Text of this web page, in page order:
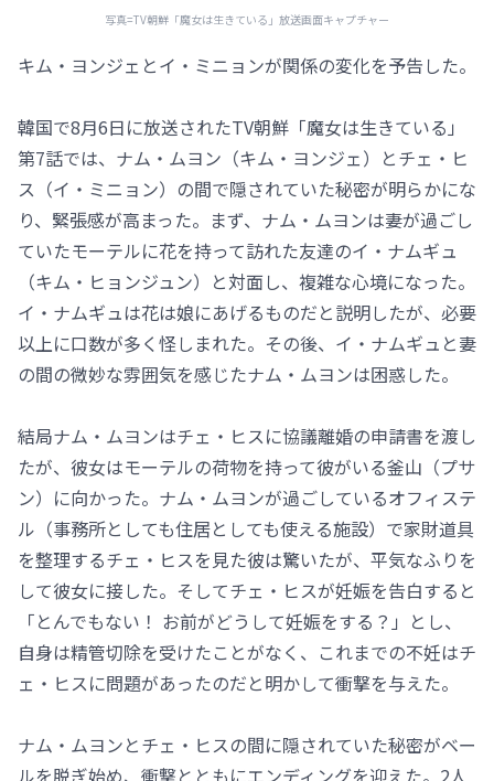
写真=TV朝鮮「魔女は生きている」放送画面キャプチャー
キム・ヨンジェとイ・ミニョンが関係の変化を予告した。
韓国で8月6日に放送されたTV朝鮮「魔女は生きている」
第7話では、ナム・ムヨン（キム・ヨンジェ）とチェ・ヒ
ス（イ・ミニョン）の間で隠されていた秘密が明らかにな
り、緊張感が高まった。まず、ナム・ムヨンは妻が過ごし
ていたモーテルに花を持って訪れた友達のイ・ナムギュ
（キム・ヒョンジュン）と対面し、複雑な心境になった。
イ・ナムギュは花は娘にあげるものだと説明したが、必要
以上に口数が多く怪しまれた。その後、イ・ナムギュと妻
の間の微妙な雰囲気を感じたナム・ムヨンは困惑した。
結局ナム・ムヨンはチェ・ヒスに協議離婚の申請書を渡し
たが、彼女はモーテルの荷物を持って彼がいる釜山（プサ
ン）に向かった。ナム・ムヨンが過ごしているオフィステ
ル（事務所としても住居としても使える施設）で家財道具
を整理するチェ・ヒスを見た彼は驚いたが、平気なふりを
して彼女に接した。そしてチェ・ヒスが妊娠を告白すると
「とんでもない！ お前がどうして妊娠をする？」とし、
自身は精管切除を受けたことがなく、これまでの不妊はチ
ェ・ヒスに問題があったのだと明かして衝撃を与えた。
ナム・ムヨンとチェ・ヒスの間に隠されていた秘密がベー
ルを脱ぎ始め、衝撃とともにエンディングを迎えた。2人